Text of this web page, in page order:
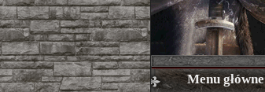
Menu główne